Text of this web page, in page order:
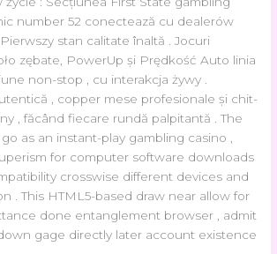
number 52 conectează cu dealerów
stan calitate înaltă . Jocuri
zębate, PowerUp și Prędkość Auto linia
non-stop , cu interakcja żywy .
, copper mese profesionale și chit-
, făcând fiecare rundă palpitantă . The
as an instant-play gambling casino ,
for computer software downloads
crosswise different devices and
. This HTML5-based draw near allow for
done entanglement browser , admit
gage directly later account existence